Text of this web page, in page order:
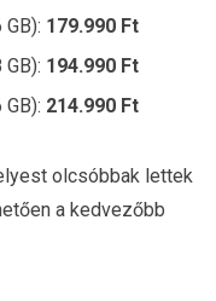
179.990 Ft
194.990 Ft
214.990 Ft
olcsóbbak lettek
a kedvezőbb